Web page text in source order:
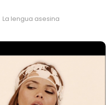
La lengua asesina